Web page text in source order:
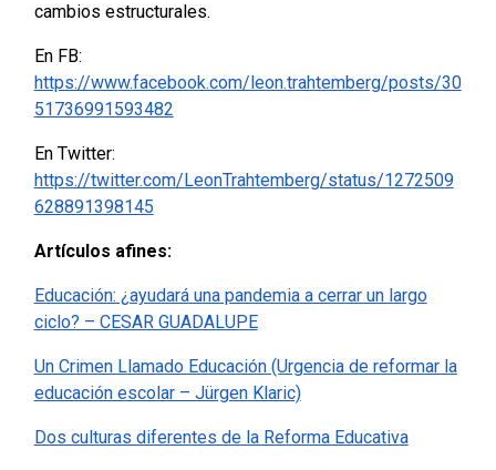
cambios estructurales.
En FB:
https://www.facebook.com/leon.trahtemberg/posts/30
51736991593482
En Twitter:
https://twitter.com/LeonTrahtemberg/status/1272509
628891398145
Artículos afines:
Educación: ¿ayudará una pandemia a cerrar un largo
ciclo? – CESAR GUADALUPE
Un Crimen Llamado Educación (Urgencia de reformar la
educación escolar – Jürgen Klaric)
Dos culturas diferentes de la Reforma Educativa